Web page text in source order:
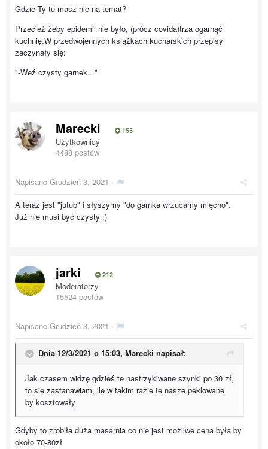
Gdzie Ty tu masz nie na temat?
Przecież żeby epidemii nie było, (prócz covida)trza ogarnąć
kuchnię.W przedwojennych książkach kucharskich przepisy
zaczynały się:
"-Weź czysty garnek..."
Marecki 155
Użytkownicy
4488 postów
Napisano Grudzień 3, 2021 ·
A teraz jest "jutub" i słyszymy "do garnka wrzucamy mięcho".
Już nie musi być czysty :)
jarki 212
Moderatorzy
15524 postów
Napisano Grudzień 3, 2021 ·
Dnia 12/3/2021 o 15:03, Marecki napisał:
Jak czasem widzę gdzieś te nastrzykiwane szynki po 30 zł,
to się zastanawiam, ile w takim razie te nasze peklowane
by kosztowały
Gdyby to zrobiła duża masarnia co nie jest możliwe cena była by
około 70-80zł